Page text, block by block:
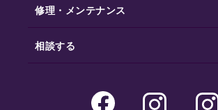
修理・メンテナンス
相談する